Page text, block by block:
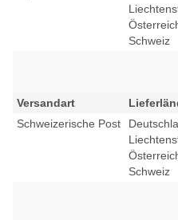
Schweiz
Versandart
Schweizerische Post
Schweiz